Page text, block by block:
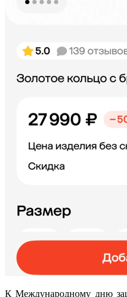
К Международному дню